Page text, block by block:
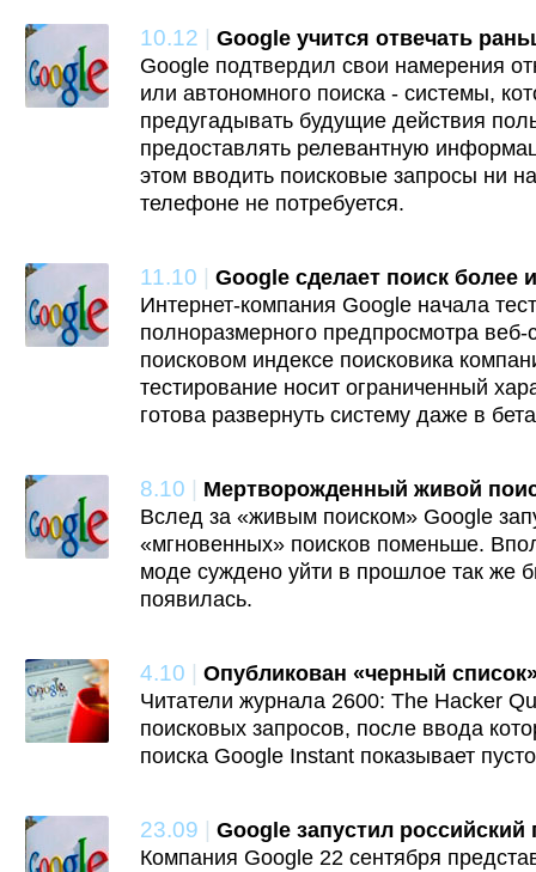
10.12 | Google учится отвечать
Google подтвердил свои намерения
или автономного поиска - системы,
предугадывать будущие действия
предоставлять релевантную
этом вводить поисковые запросы ни
телефоне не потребуется.
11.10 | Google сделает поиск более
Интернет-компания Google начала
полноразмерного предпросмотра
поисковом индексе поисковика
тестирование носит ограниченный
готова развернуть систему даже в
8.10 | Мертворожденный живой
Вслед за «живым поиском» Google
«мгновенных» поисков поменьше.
моде суждено уйти в прошлое так же
появилась.
4.10 | Опубликован «черный
Читатели журнала 2600: The Hacker
поисковых запросов, после ввода
поиска Google Instant показывает
23.09 | Google запустил российский
Компания Google 22 сентября